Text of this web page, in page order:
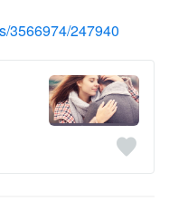
3566974/247940